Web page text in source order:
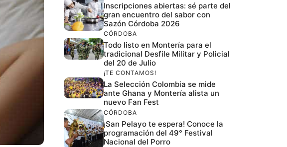
Inscripciones abiertas: sé parte del
gran encuentro del sabor con
Sazón Córdoba 2026
CÓRDOBA
Todo listo en Montería para el
tradicional Desfile Militar y Policial
del 20 de Julio
¡TE CONTAMOS!
La Selección Colombia se mide
ante Ghana y Montería alista un
nuevo Fan Fest
CÓRDOBA
¡San Pelayo te espera! Conoce la
programación del 49° Festival
Nacional del Porro